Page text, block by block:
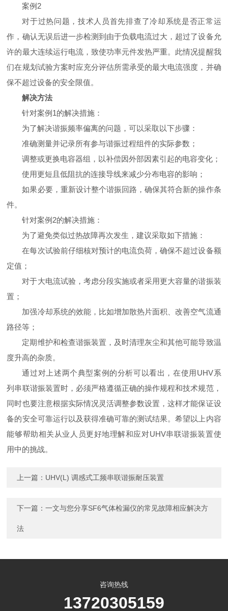
案例2
对于过热问题，技术人员首先排查了冷却系统是否正常运
作，确认无误后进一步检测到由于负载电流过大，超过了设备允
许的最大连续运行电流，致使功率元件发热严重。此情况提醒我
们在规划试验方案时应充分评估所需承受的最大电流强度，并确
保不超过设备的安全限值。
解决方法
针对案例1的解决措施：
为了解决谐振频率偏离的问题，可以采取以下步骤：
准确测量并记录所有参与谐振过程组件的实际参数；
调整或更换电容器组，以补偿因外部因素引起的电容变化；
使用更短且低阻抗的连接导线来减少分布电容的影响；
如果必要，重新设计整个谐振回路，确保其符合新的操作条
件。
针对案例2的解决措施：
为了避免类似过热故障再次发生，建议采取如下措施：
在每次试验前仔细核对预计的电流负荷，确保不超过设备额
定值；
对于大电流试验，考虑分段实施或者采用更大容量的谐振装
置；
加强冷却系统的效能，比如增加散热片面积、改善空气流通
路径等；
定期维护和检查谐振装置，及时清理灰尘和其他可能导致温
度升高的杂质。
通过对上述两个典型案例的分析可以看出，在使用UHV系
列串联谐振装置时，必须严格遵循正确的操作规程和技术规范，
同时也要注意根据实际情况灵活调整参数设置，这样才能保证设
备的安全可靠运行以及获得准确可靠的测试结果。希望以上内容
能够帮助相关从业人员更好地理解和应对UHV串联谐振装置使
用中的挑战。
上一篇： UHV(L) 调感式工频串联谐振耐压装置
下一篇：一文与您分享SF6气体检漏仪的常见故障相应解决方
法
咨询热线
13720305159